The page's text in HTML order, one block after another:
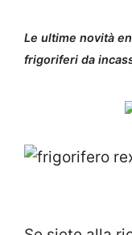
Le ultime novità
frigoriferi da